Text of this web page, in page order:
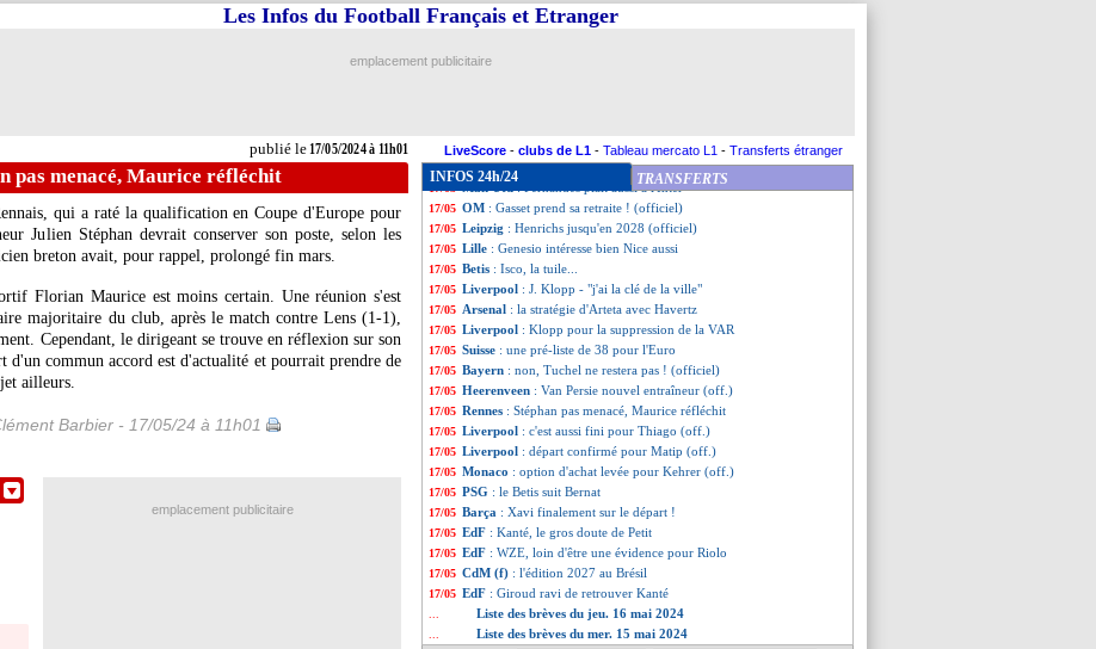
publié le17/05/2024 à 11h01
Les Infos du Football Français et Etranger
emplacement publicitaire
LiveScore - clubs de L1 - Tableau mercato L1 - Transferts étranger
pas menacé, Maurice réfléchit
qui a raté la qualification en Coupe d'Europe pour
Julien Stéphan devrait conserver son poste, selon les
breton avait, pour rappel, prolongé fin mars.
Florian Maurice est moins certain. Une réunion s'est
majoritaire du club, après le match contre Lens (1-1),
Cependant, le dirigeant se trouve en réflexion sur son
d'un commun accord est d'actualité et pourrait prendre de
ailleurs.
Barbier - 17/05/24 à 11h01
INFOS 24h/24 TRANSFERTS
17/05 Arsenal: Elneny confirme son départ (officiel)
17/05 Lille: Ismaily jusqu'en 2025 (officiel)
17/05 Lyon
17/05 Lyon: P. Sage - "le devoir d'être européens"
17/05 OM: P. Lopez - "la faute des joueurs"
: Fernandes plaît aussi à l'Inter
17/05 OM : Gasset prend sa retraite ! (officiel)
17/05 Leipzig : Henrichs jusqu'en 2028 (officiel)
17/05 Lille : Genesio intéresse bien Nice aussi
17/05 Betis : Isco, la tuile...
17/05 Liverpool : J. Klopp - "j'ai la clé de la ville"
17/05 Arsenal : la stratégie d'Arteta avec Havertz
17/05 Liverpool : Klopp pour la suppression de la VAR
17/05 Suisse : une pré-liste de 38 pour l'Euro
17/05 Bayern : non, Tuchel ne restera pas ! (officiel)
17/05 Heerenveen : Van Persie nouvel entraîneur (off.)
17/05 Rennes : Stéphan pas menacé, Maurice réfléchit
17/05 Liverpool : c'est aussi fini pour Thiago (off.)
17/05 Liverpool : départ confirmé pour Matip (off.)
17/05 Monaco : option d'achat levée pour Kehrer (off.)
17/05 PSG : le Betis suit Bernat
17/05 Barça : Xavi finalement sur le départ !
17/05 EdF : Kanté, le gros doute de Petit
17/05 EdF : WZE, loin d'être une évidence pour Riolo
17/05 CdM (f) : l'édition 2027 au Brésil
17/05 EdF : Giroud ravi de retrouver Kanté
Liste des brèves du jeu. 16 mai 2024
Liste des brèves du mer. 15 mai 2024
emplacement publicitaire